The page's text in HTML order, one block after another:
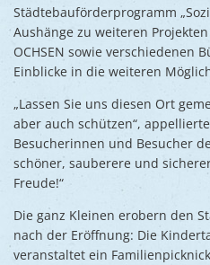
Städtebauförderprogramm
Aushänge zu weiteren
OCHSEN sowie verschiedenen
Einblicke in die weiteren
„Lassen Sie uns diesen Ort
aber auch schützen“,
Besucherinnen und Besucher
schöner, sauberere und
Freude!“
Die ganz Kleinen erobern den
nach der Eröffnung: Die
veranstaltet ein